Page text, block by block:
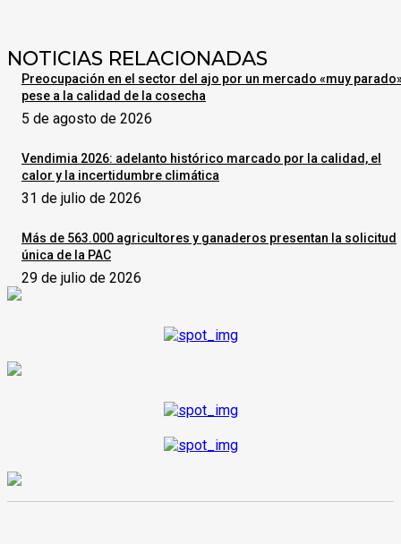
NOTICIAS RELACIONADAS
Preocupación en el sector del ajo por un mercado «muy
pese a la calidad de la cosecha
5 de agosto de 2026
Vendimia 2026: adelanto histórico marcado por la calidad, el
calor y la incertidumbre climática
31 de julio de 2026
Más de 563.000 agricultores y ganaderos presentan la solicitud
única de la PAC
29 de julio de 2026